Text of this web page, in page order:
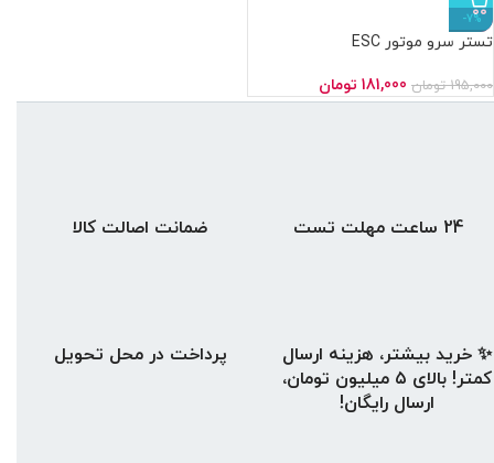
-7%
تستر سرو موتور ESC
195,000 تومان 181,000 تومان
ضمانت اصالت کالا 24 ساعت مهلت تست
پرداخت در محل تحویل
✨ خرید بیشتر، هزینه ارسال
کمتر! بالای ۵ میلیون تومان،
ارسال رایگان!